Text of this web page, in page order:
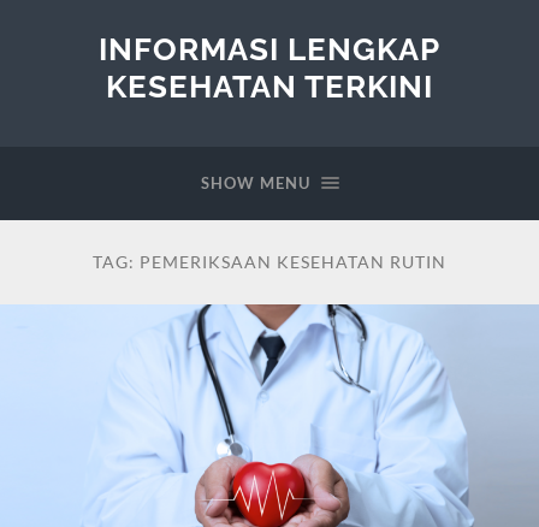
INFORMASI LENGKAP
KESEHATAN TERKINI
SHOW MENU
TAG: PEMERIKSAAN KESEHATAN RUTIN